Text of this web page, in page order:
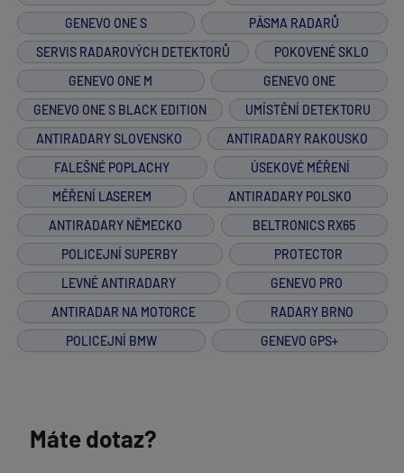
GENEVO ONE S
PÁSMA RADARŮ
SERVIS RADAROVÝCH DETEKTORŮ
POKOVENÉ SKLO
GENEVO ONE M
GENEVO ONE
GENEVO ONE S BLACK EDITION
UMÍSTĚNÍ DETEKTORU
ANTIRADARY SLOVENSKO
ANTIRADARY RAKOUSKO
FALEŠNÉ POPLACHY
ÚSEKOVÉ MĚŘENÍ
MĚŘENÍ LASEREM
ANTIRADARY POLSKO
ANTIRADARY NĚMECKO
BELTRONICS RX65
POLICEJNÍ SUPERBY
PROTECTOR
LEVNÉ ANTIRADARY
GENEVO PRO
ANTIRADAR NA MOTORCE
RADARY BRNO
POLICEJNÍ BMW
GENEVO GPS+
Máte dotaz?